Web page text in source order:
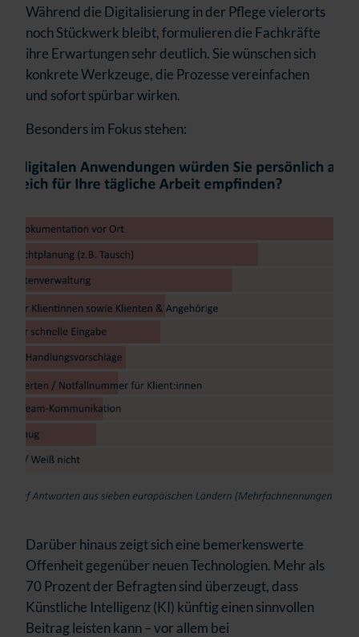
Während die Digitalisierung in der Pflege vielerorts
noch Stückwerk bleibt, formulieren die Fachkräfte
ihre Erwartungen sehr deutlich. Sie wünschen sich
konkrete Werkzeuge, die Prozesse vereinfachen
und sofort spürbar wirken.
Besonders im Fokus stehen:
Darüber hinaus zeigt sich eine bemerkenswerte
Offenheit gegenüber neuen Technologien. Mehr als
70 Prozent der Befragten sind überzeugt, dass
Künstliche Intelligenz (KI) künftig einen sinnvollen
Beitrag leisten kann – vor allem bei